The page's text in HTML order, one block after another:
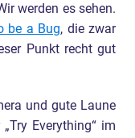
werden es sehen.
be a Bug, die zwar
Punkt recht gut
und gute Laune
Everything“ im